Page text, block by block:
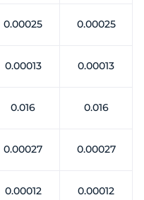
0.00025 0.00025
0.00013 0.00013
0.016 0.016
0.00027 0.00027
0.00012 0.00012